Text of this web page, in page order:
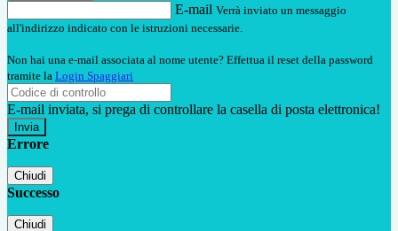
E-mail Verrà inviato un messaggio
all'indirizzo indicato con le istruzioni necessarie.
Non hai una e-mail associata al nome utente? Effettua il reset della password
tramite la Login Spaggiari
E-mail inviata, si prega di controllare la casella di posta elettronica!
Errore
Chiudi
Successo
Chiudi